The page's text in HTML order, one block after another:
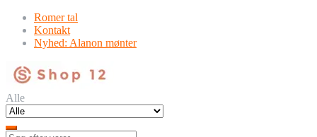
Skip
navigation
Skip
content
Romer tal
Kontakt
Nyhed: Alanon mønter
Alle